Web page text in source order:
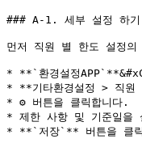
### A-1. 세부 설정 하기
먼저 직원 별 한도 설정의
* **`환경설정
* **기타환경설정 > 직원
* ⚙️ 버튼을 클릭합니다.
* 제한 사항 및 기준일을
* **`저장`** 버튼을 클릭